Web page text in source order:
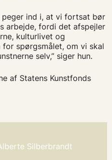
peger ind i, at vi fortsat bør
arbejde, fordi det afspejler
kulturlivet og
spørgsmålet, om vi skal
selv,” siger hun.
af Statens Kunstfonds
Silberbrandt